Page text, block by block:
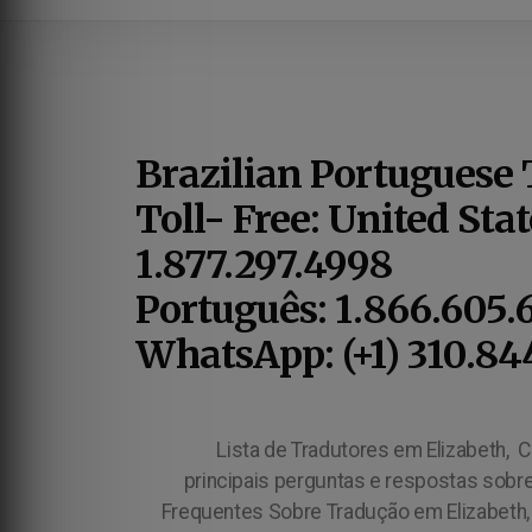
Brazilian
Toll- Free: United
1.877.297.4998
Português:
WhatsApp: (+1)
Lista de Tradutores em Elizabeth, Comunidade Brasileira em Elizabeth, Brasileiros em Elizabeth, Brasileiras em Elizabeth, Saiba quais